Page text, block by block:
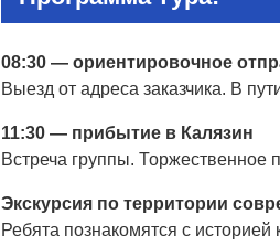
08:30 — ориентировочное
Выезд от адреса заказчика. В
11:30 — прибытие в Калязин
Встреча группы. Торжественное
Экскурсия по территории
Ребята познакомятся с